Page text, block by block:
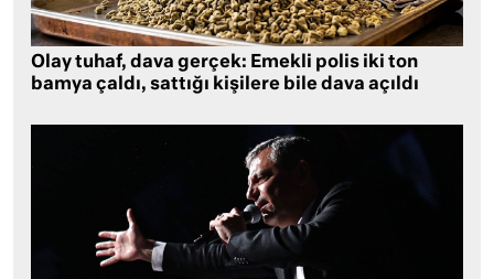
Olay tuhaf, dava gerçek: Emekli polis iki ton
bamya çaldı, sattığı kişilere bile dava açıldı